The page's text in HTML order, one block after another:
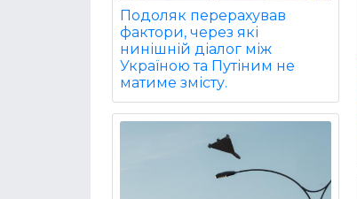
Подоляк перерахував
фактори, через які
нинішній діалог між
Україною та Путіним не
матиме змісту.